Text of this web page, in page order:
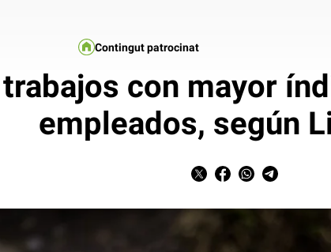
Contingut patrocinat
con mayor
empleados, según